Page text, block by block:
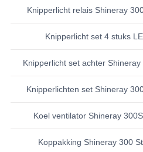
KETTING EN
KOEL
REM
STUUR
Knipperlicht relais Shineray
Knipperlicht set 4 stuks
Knipperlicht set achter
Knipperlichten set Shineray
Koel ventilator Shineray
Koppakking Shineray 300